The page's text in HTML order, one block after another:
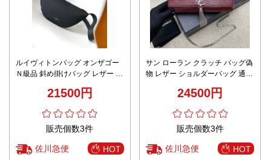
ルイヴィトンバッグ オンザゴー
Ｎ級品 斜め掛けバッグ レザー シ
21500円
販売個数3件
佐川急便 HOT
サン ローラン クラッチ バッグ偽
物 レザー ショルダーバッグ 通勤
24500円
販売個数3件
佐川急便 HOT